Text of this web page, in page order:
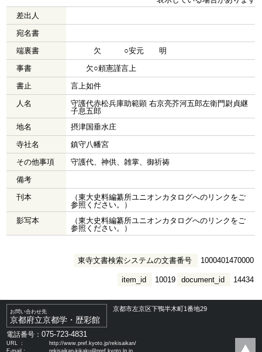
差出人
宛名書
端裏書
欠 ○安元 明
事書
欠○頼憲謹言上
書止
言上如件
人名
守護代赤松兵庫助範顕 右京亮芥河五郎左衛門尉貞継
子息五郎
地名
摂津国垂水庄
寺社名
鎮守八幡宮
その他事項
守護代、神供、雑掌、御祈祷
備考
刊本
（東大史料編纂所ユニオンカタログへのリンクをご
参照ください。）
影写本
（東大史料編纂所ユニオンカタログへのリンクをご
参照ください。）
東寺文書検索システムの文書番号 1000401470000
document_id 14434
item_id 10019
お問い合わせ先
京都府立京都学・歴彩館
京都市左京区下鴨半木町1番地29
電話番号：075-723-4831
URL ：
http://www.pref.kyoto.jp/rekisaikan/
E-mail：
rekisaikan-kikaku@pref.kyoto.lg.jp